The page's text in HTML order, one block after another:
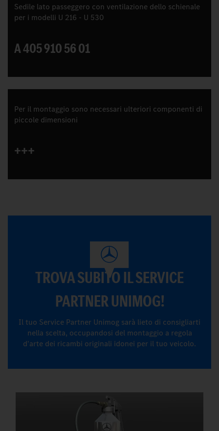
Sedile lato passeggero con ventilazione dello schienale
per i modelli U 216 - U 530
A 405 910 56 01
Per il montaggio sono necessari ulteriori componenti di
piccole dimensioni
+++
TROVA SUBITO IL SERVICE
PARTNER UNIMOG!
Il tuo Service Partner Unimog sarà lieto di consigliarti
nella scelta, occupandosi del montaggio a regola
d'arte dei ricambi originali idonei per il tuo veicolo.